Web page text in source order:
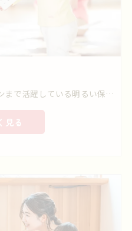
保育業務全般 若手からベテランまで活躍している明るい保育施設です。 乳児から5歳児まで元気いっぱい楽しく過ごしています。
見る